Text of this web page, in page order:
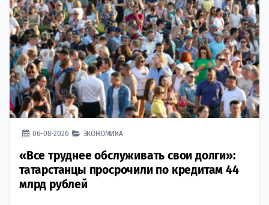
06-08-2026 ЭКОНОМИКА
«Все труднее обслуживать свои долги»:
татарстанцы просрочили по кредитам 44
млрд рублей